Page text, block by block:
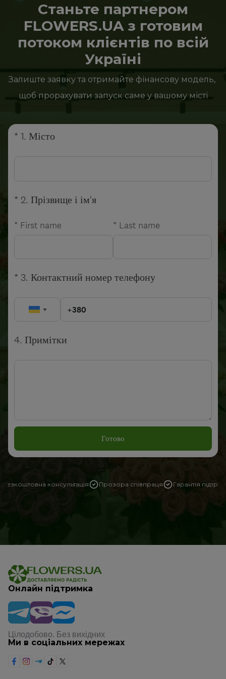
Станьте партнером
FLOWERS.UA з готовим
потоком клієнтів по всій
Україні
Залиште заявку та отримайте фінансову модель,
щоб прорахувати запуск саме у вашому місті
Безкоштовна консультація Прозора співпраця Гарантія
Онлайн підтримка
Цілодобово. Без вихідних
Ми в соціальних мережах